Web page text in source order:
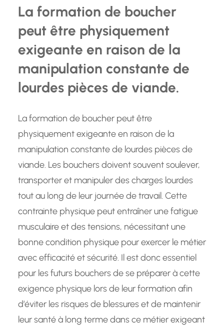
La formation de boucher
peut être physiquement
exigeante en raison de la
manipulation constante de
lourdes pièces de viande.
La formation de boucher peut être
physiquement exigeante en raison de la
manipulation constante de lourdes pièces de
viande. Les bouchers doivent souvent soulever,
transporter et manipuler des charges lourdes
tout au long de leur journée de travail. Cette
contrainte physique peut entraîner une fatigue
musculaire et des tensions, nécessitant une
bonne condition physique pour exercer le métier
avec efficacité et sécurité. Il est donc essentiel
pour les futurs bouchers de se préparer à cette
exigence physique lors de leur formation afin
d’éviter les risques de blessures et de maintenir
leur santé à long terme dans ce métier exigeant